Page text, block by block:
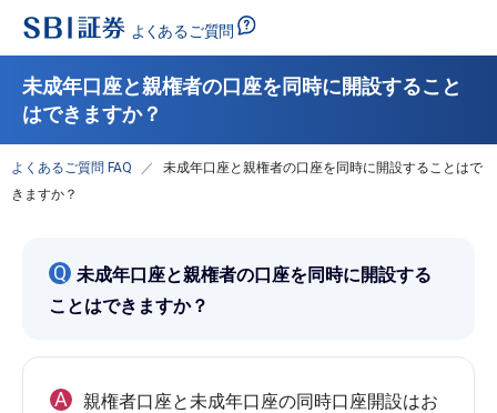
未成年口座と親権者の口座を同時に開設すること
はできますか？
よくあるご質問 FAQ
未成年口座と親権者の口座を同時に開設することはで
きますか？
Q 未成年口座と親権者の口座を同時に開設する
ことはできますか？
A
親権者口座と未成年口座の同時口座開設はお